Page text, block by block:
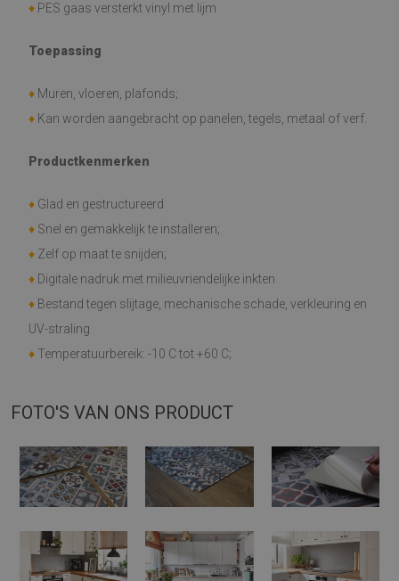
♦ PES gaas versterkt vinyl met lijm
Toepassing
♦ Muren, vloeren, plafonds;
♦ Kan worden aangebracht op panelen, tegels, metaal of verf.
Productkenmerken
♦ Glad en gestructureerd
♦ Snel en gemakkelijk te installeren;
♦ Zelf op maat te snijden;
♦ Digitale nadruk met milieuvriendelijke inkten
♦ Bestand tegen slijtage, mechanische schade, verkleuring en
UV-straling
♦ Temperatuurbereik: -10 C tot +60 C;
FOTO'S VAN ONS PRODUCT